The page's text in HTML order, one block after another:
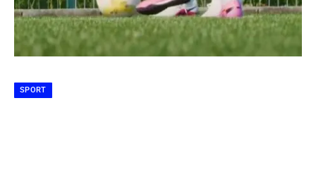
SPORT